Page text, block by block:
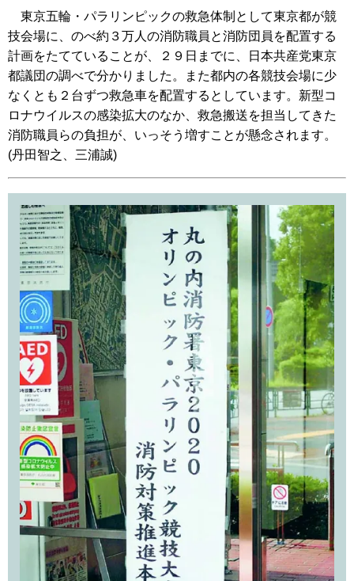
東京五輪・パラリンピックの救急体制として東京都が競
技会場に、のべ約３万人の消防職員と消防団員を配置する
計画をたてていることが、２９日までに、日本共産党東京
都議団の調べで分かりました。また都内の各競技会場に少
なくとも２台ずつ救急車を配置するとしています。新型コ
ロナウイルスの感染拡大のなか、救急搬送を担当してきた
消防職員らの負担が、いっそう増すことが懸念されます。
(丹田智之、三浦誠)